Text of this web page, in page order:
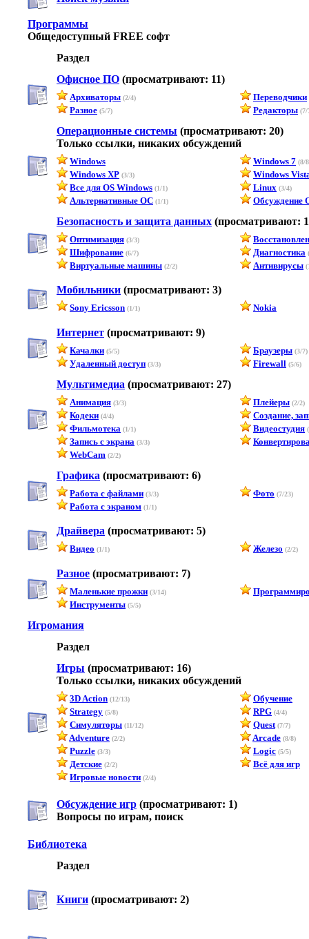
Программы
Общедоступный FREE софт
Раздел
Офисное ПО (просматривают: 11)
Архиваторы (2/4) Переводчики
Разное (5/7) Редакторы (7/
Операционные системы (просматривают: 20)
Только ссылки, никаких обсуждений
Windows Windows 7 (8/
Windows XP (3/3)
Windows
Все для OS Windows (1/1) Linux (3/4)
Альтернативные ОС (1/1) Обсуждение
Безопасность и защита данных (просматривают:
Оптимизация (3/3)
Шифрование (6/7) Диагностика
Виртуальные машины (2/2) Антивирусы
Мобильники (просматривают: 3)
Sony Ericsson (1/1) Nokia
Интернет (просматривают: 9)
Качалки (5/5) Браузеры (3/7)
Удаленный доступ (3/3) Firewall (5/6)
Мультимедиа (просматривают: 27)
Анимация (3/3) Плейеры (2/2)
Кодеки (4/4)
Создание,
Фильмотека (1/1) Видеостудия
Запись с экрана (3/3)
WebCam (2/2)
Графика (просматривают: 6)
Работа с файлами (3/3) Фото (7/23)
Работа с экраном (1/1)
Драйвера (просматривают: 5)
Видео (1/1) Железо (2/2)
Разное (просматривают: 7)
Маленькие прожки (3/14)
Инструменты (5/5)
Игромания
Раздел
Игры (просматривают: 16)
Только ссылки, никаких обсуждений
3D Action (12/13)
Обучение
Strategy (5/8) RPG (4/4)
Симуляторы (11/12) Quest (7/7)
Adventure (2/2) Arcade (8/8)
Puzzle (3/3) Logic (5/5)
Детские (2/2)
Всё для игр
Игровые новости (2/4)
Обсуждение игр (просматривают: 1)
Вопросы по играм, поиск
Библиотека
Раздел
Книги (просматривают: 2)